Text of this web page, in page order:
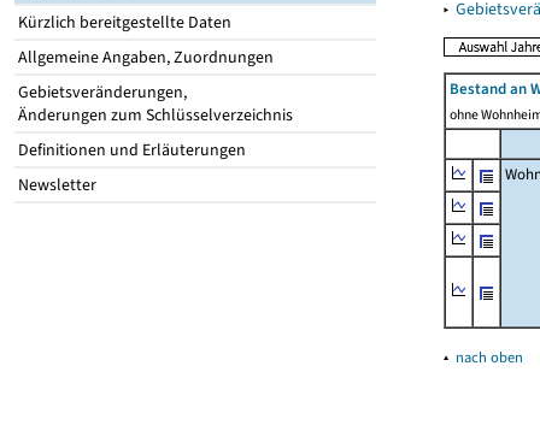
Kürzlich bereitgestellte Daten
Allgemeine Angaben, Zuordnungen
Gebietsveränderungen,
Änderungen zum Schlüsselverzeichnis
Definitionen und Erläuterungen
Newsletter
▸
Bestand an
ohne
▴ nach oben